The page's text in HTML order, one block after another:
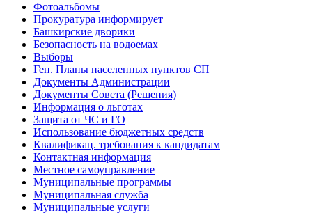
Фотоальбомы
Прокуратура информирует
Башкирские дворики
Безопасность на водоемах
Выборы
Ген. Планы населенных пунктов СП
Документы Администрации
Документы Совета (Решения)
Информация о льготах
Защита от ЧС и ГО
Использование бюджетных средств
Квалификац. требования к кандидатам
Контактная информация
Местное самоуправление
Муниципальные программы
Муниципальная служба
Муниципальные услуги